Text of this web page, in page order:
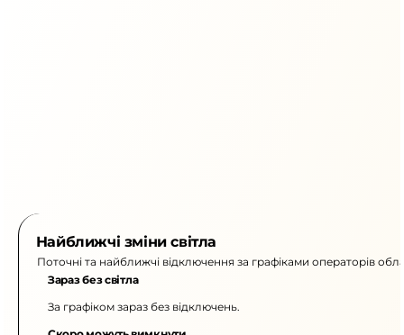
Найближчі зміни світла
Поточні та найближчі відключення за графіками операторів
Зараз без світла
За графіком зараз без відключень.